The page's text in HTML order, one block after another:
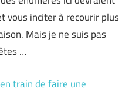
vous inciter à recourir plus
Mais je ne suis pas
…
train de faire une